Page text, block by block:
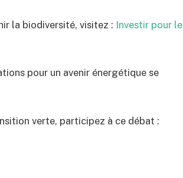
la biodiversité, visitez : Investir pour le
pour un avenir énergétique se
verte, participez à ce débat :